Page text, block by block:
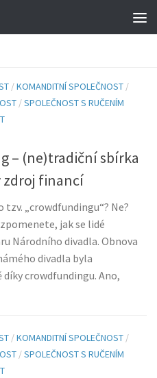
/KOMANDITNÍ SPOLEČNOST /
/SPOLEČNOST S RUČENÍM
– (ne)tradiční sbírka
zdroj financí
tzv. „crowdfundingu“? Ne?
jak se lidé
Národního divadla. Obnova
divadla byla
crowdfundingu. Ano,
/KOMANDITNÍ SPOLEČNOST /
/SPOLEČNOST S RUČENÍM